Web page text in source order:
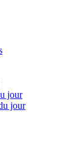
jour
jour